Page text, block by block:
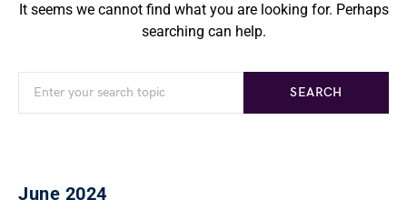
It seems we cannot find what you are looking for. Perhaps
searching can help.
SEARCH
June 2024